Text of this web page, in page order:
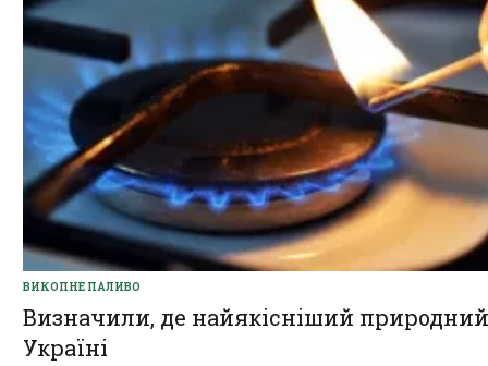
ВИКОПНЕ ПАЛИВО
Визначили, де найякісніший природний
Україні